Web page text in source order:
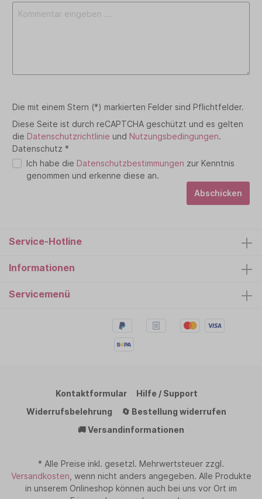
Die mit einem Stern (*) markierten Felder sind Pflichtfelder.
Diese Seite ist durch reCAPTCHA geschützt und es gelten
die Datenschutzrichtlinie und Nutzungsbedingungen.
Datenschutz *
Ich habe die Datenschutzbestimmungen zur Kenntnis
genommen und erkenne diese an.
Abschicken
Service-Hotline
Informationen
Servicemenü
Kontaktformular
Hilfe / Support
Widerrufsbelehrung
🔄 Bestellung widerrufen
🚚 Versandinformationen
* Alle Preise inkl. gesetzl. Mehrwertsteuer zzgl.
Versandkosten , wenn nicht anders angegeben. Alle Produkte
in unserem Onlineshop können auch bei uns vor Ort im